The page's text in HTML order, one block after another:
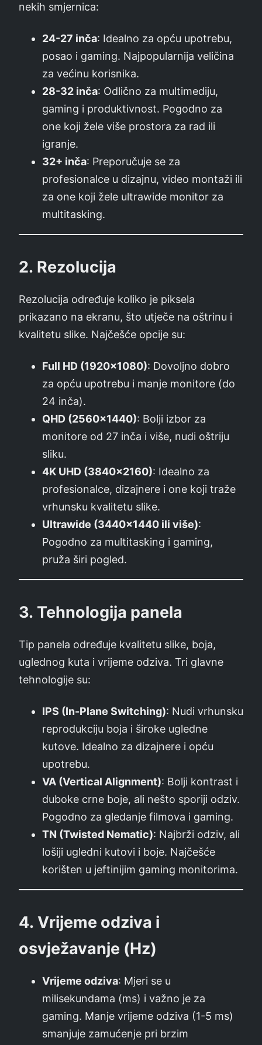
nekih smjernica:
24-27 inča: Idealno za opću upotrebu,
posao i gaming. Najpopularnija veličina
za većinu korisnika.
28-32 inča: Odlično za multimediju,
gaming i produktivnost. Pogodno za
one koji žele više prostora za rad ili
igranje.
32+ inča: Preporučuje se za
profesionalce u dizajnu, video montaži ili
za one koji žele ultrawide monitor za
multitasking.
2. Rezolucija
Rezolucija određuje koliko je piksela
prikazano na ekranu, što utječe na oštrinu i
kvalitetu slike. Najčešće opcije su:
Full HD (1920×1080): Dovoljno dobro
za opću upotrebu i manje monitore (do
24 inča).
QHD (2560×1440): Bolji izbor za
monitore od 27 inča i više, nudi oštriju
sliku.
4K UHD (3840×2160): Idealno za
profesionalce, dizajnere i one koji traže
vrhunsku kvalitetu slike.
Ultrawide (3440×1440 ili više):
Pogodno za multitasking i gaming,
pruža širi pogled.
3. Tehnologija panela
Tip panela određuje kvalitetu slike, boja,
uglednog kuta i vrijeme odziva. Tri glavne
tehnologije su:
IPS (In-Plane Switching): Nudi vrhunsku
reprodukciju boja i široke ugledne
kutove. Idealno za dizajnere i opću
upotrebu.
VA (Vertical Alignment): Bolji kontrast i
duboke crne boje, ali nešto sporiji odziv.
Pogodno za gledanje filmova i gaming.
TN (Twisted Nematic): Najbrži odziv, ali
lošiji ugledni kutovi i boje. Najčešće
korišten u jeftinijim gaming monitorima.
4. Vrijeme odziva i
osvježavanje (Hz)
Vrijeme odziva: Mjeri se u
milisekundama (ms) i važno je za
gaming. Manje vrijeme odziva (1-5 ms)
smanjuje zamućenje pri brzim